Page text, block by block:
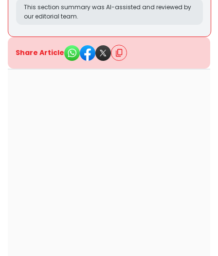
This section summary was AI-assisted and reviewed by
our editorial team.
Share Article